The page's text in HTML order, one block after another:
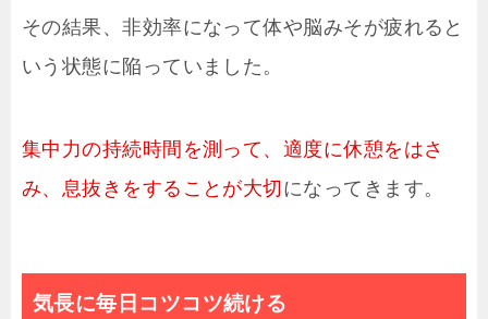
その結果、非効率になって体や脳みそが疲れると
いう状態に陥っていました。
集中力の持続時間を測って、適度に休憩をはさ
み、息抜きをすることが大切 になってきます。
気長に毎日コツコツ続ける